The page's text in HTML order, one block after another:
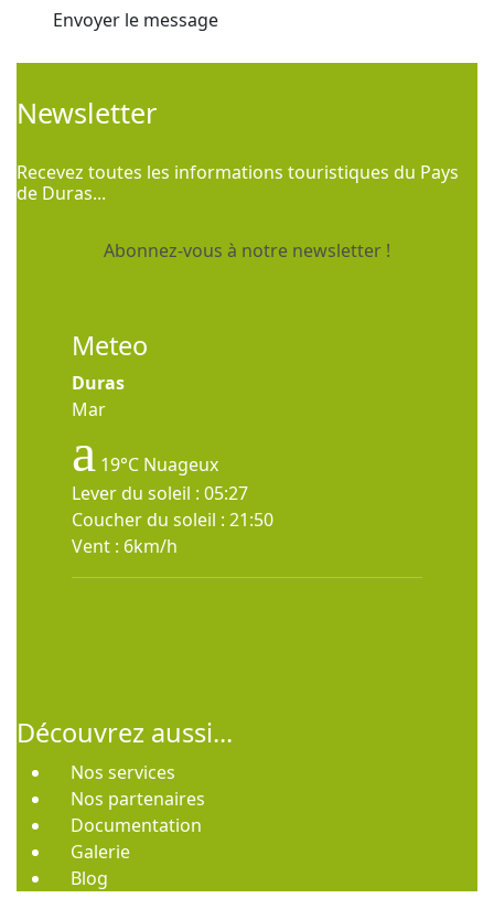
Envoyer le message
Newsletter
Recevez toutes les informations touristiques du Pays
de Duras...
Abonnez-vous à notre newsletter !
Meteo
Duras
Mar
19°C Nuageux
Lever du soleil : 05:27
Coucher du soleil : 21:50
Vent : 6km/h
Découvrez aussi...
Nos services
Nos partenaires
Documentation
Galerie
Blog